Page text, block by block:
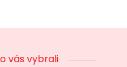
vás vybrali